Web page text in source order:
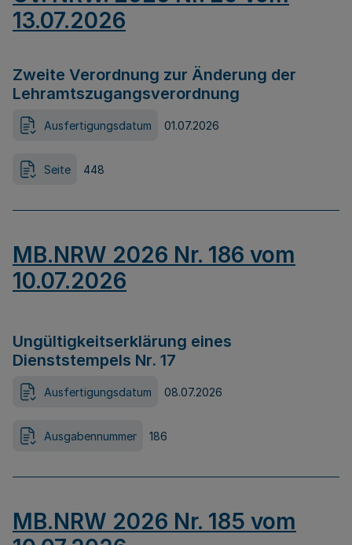
13.07.2026
Zweite Verordnung zur Änderung der
Lehramtszugangsverordnung
Ausfertigungsdatum 01.07.2026
Seite 448
MB.NRW 2026 Nr. 186 vom
10.07.2026
Ungültigkeitserklärung eines
Dienststempels Nr. 17
Ausfertigungsdatum 08.07.2026
Ausgabennummer 186
MB.NRW 2026 Nr. 185 vom